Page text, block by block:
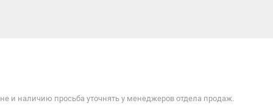
и наличию просьба уточнять у менеджеров отдела продаж.